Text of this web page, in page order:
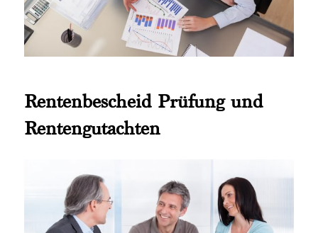
Rentenbescheid Prüfung und
Rentengutachten